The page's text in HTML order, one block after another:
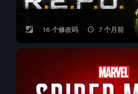
16 个修改码 7 个月前